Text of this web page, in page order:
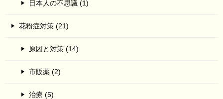
日本人の不思議 (1)
花粉症対策 (21)
原因と対策 (14)
市販薬 (2)
治療 (5)